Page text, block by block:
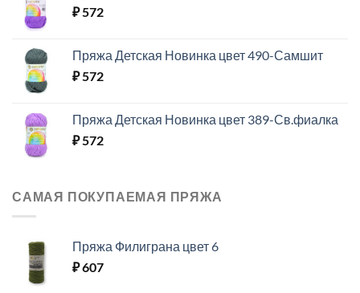
₽572
Пряжа Детская Новинка цвет 490-Самшит
₽572
Пряжа Детская Новинка цвет 389-Св.фиалка
₽572
САМАЯ ПОКУПАЕМАЯ ПРЯЖА
Пряжа Филиграна цвет 6
₽607